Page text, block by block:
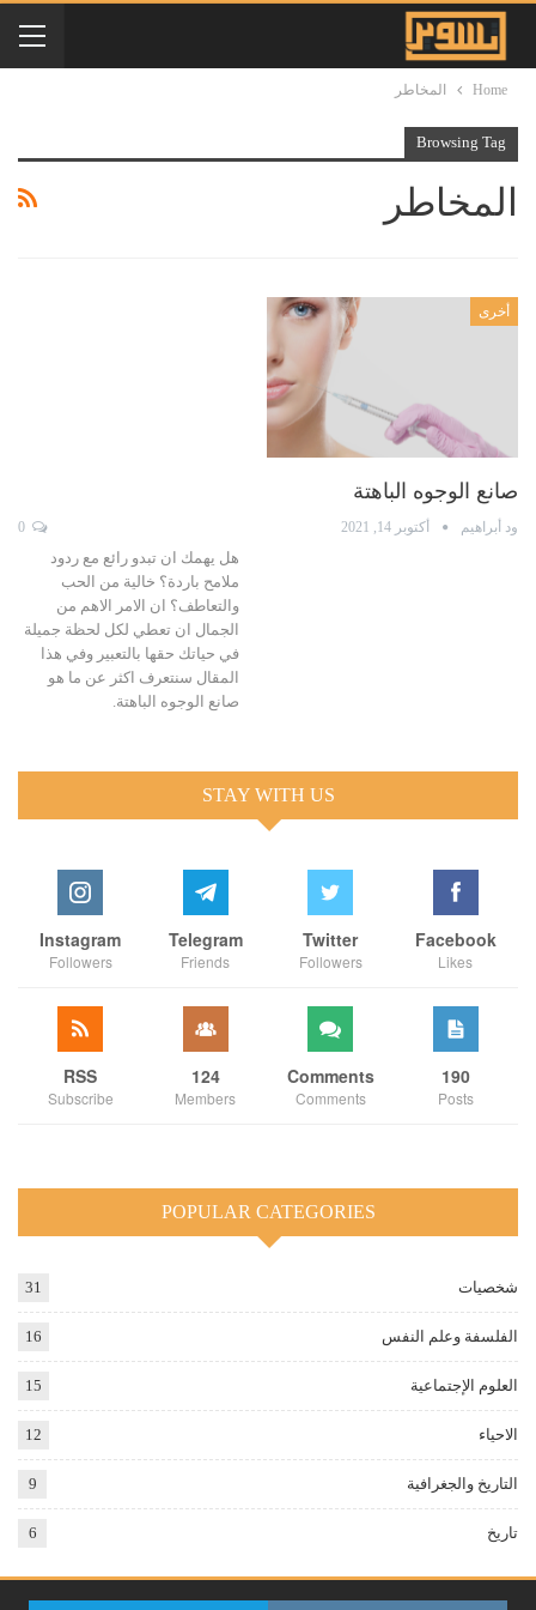
Home المخاطر
Browsing Tag
المخاطر
أخرى
صانع الوجوه الباهتة
ود أبراهيم أكتوبر 14, 2021
هل يهمك ان تبدو رائع مع ردود
ملامح باردة؟ خالية من الحب
والتعاطف؟ ان الامر الاهم من
الجمال ان تعطي لكل لحظة جميلة
في حياتك حقها بالتعبير وفي هذا
المقال سنتعرف اكثر عن ما هو
صانع الوجوه الباهتة.
STAY WITH US
Facebook
Likes
Twitter
Followers
Telegram
Friends
Instagram
Followers
190
Posts
Comments
Comments
124
Members
RSS
Subscribe
POPULAR CATEGORIES
شخصيات 31
الفلسفة وعلم النفس 16
العلوم الإجتماعية 15
الاحياء 12
التاريخ والجغرافية 9
تاريخ 6